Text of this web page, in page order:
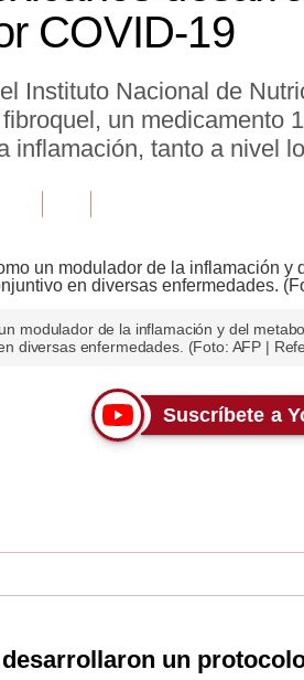
COVID-19
Instituto Nacional de
un medicamento
inflamación, tanto a nivel
modulador de la inflamación y del
diversas enfermedades. (Foto: AFP |
Suscríbete a
un